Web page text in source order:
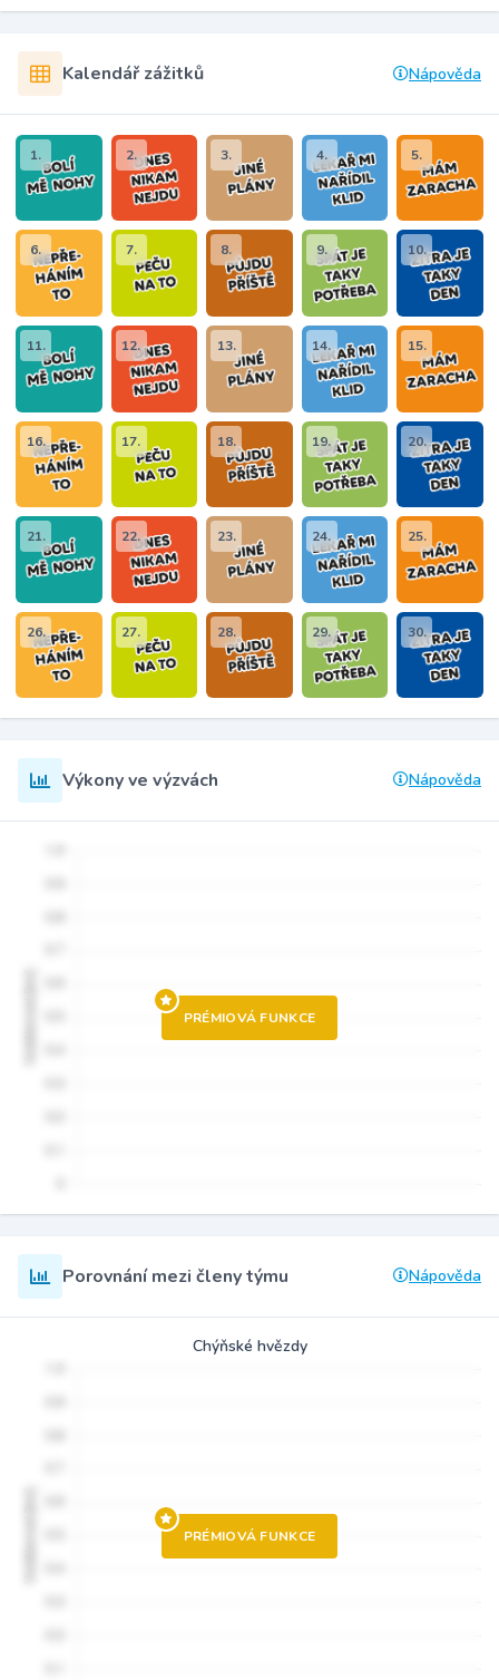
Kalendář zážitků Nápověda
1. 2. 3. 4. 5.
6. 7. 8. 9. 10.
11. 12. 13. 14. 15.
16. 17. 18. 19. 20.
21. 22. 23. 24. 25.
26. 27. 28. 29. 30.
Výkony ve výzvách Nápověda
PRÉMIOVÁ FUNKCE
Porovnání mezi členy týmu Nápověda
Chýňské hvězdy
PRÉMIOVÁ FUNKCE